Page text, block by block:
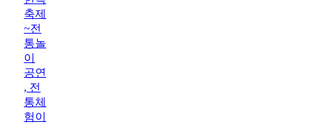
축제
~전
통놀
이
공연
, 전
통체
험이